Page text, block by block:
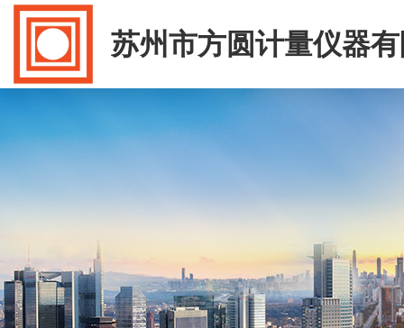
苏州市方圆计量仪器